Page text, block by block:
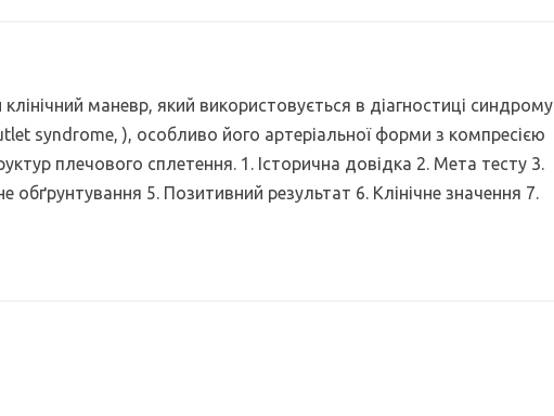
маневр, який використовується в діагностиці синдрому
syndrome, ), особливо його артеріальної форми з компресією
плечового сплетення. 1. Історична довідка 2. Мета тесту 3.
5. Позитивний результат 6. Клінічне значення 7.